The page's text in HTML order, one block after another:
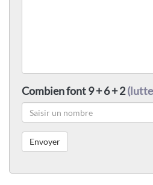
Combien font 9 + 6 + 2